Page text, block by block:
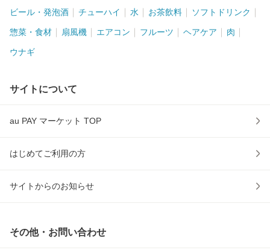
ビール・発泡酒 チューハイ 水 お茶飲料 ソフトドリンク
惣菜・食材 扇風機 エアコン フルーツ ヘアケア 肉
ウナギ
サイトについて
au PAY マーケット TOP
はじめてご利用の方
サイトからのお知らせ
その他・お問い合わせ